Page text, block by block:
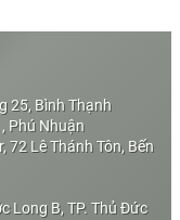
25, Bình Thạnh
Phú Nhuận
72 Lê Thánh Tôn, Bến
Long B, TP. Thủ Đức